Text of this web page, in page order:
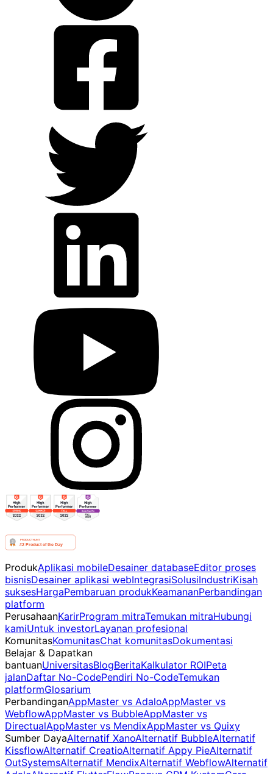
ProdukAplikasi mobileDesainer databaseEditor proses
bisnisDesainer aplikasi webIntegrasiSolusiIndustriKisah
suksesHargaPembaruan produkKeamananPerbandingan
platform
PerusahaanKarirProgram mitraTemukan mitraHubungi
kamiUntuk investorLayanan profesional
KomunitasKomunitasChat komunitasDokumentasi
Belajar & Dapatkan
bantuanUniversitasBlogBeritaKalkulator ROIPeta
jalanDaftar No-CodePendiri No-CodeTemukan
platformGlosarium
PerbandinganAppMaster vs AdaloAppMaster vs
WebflowAppMaster vs BubbleAppMaster vs
DirectualAppMaster vs MendixAppMaster vs Quixy
Sumber DayaAlternatif XanoAlternatif BubbleAlternatif
KissflowAlternatif CreatioAlternatif Appy PieAlternatif
OutSystemsAlternatif MendixAlternatif WebflowAlternatif